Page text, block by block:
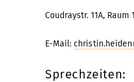
Coudraystr. 11A, Raum
E-Mail:
Sprechzeiten: